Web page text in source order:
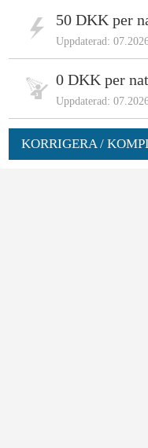
50 DKK per
Uppdaterad:
0 DKK per
Uppdaterad:
KORRIGERA /